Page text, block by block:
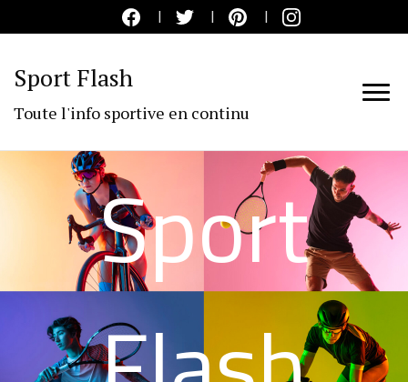
Sport Flash
Toute l'info sportive en continu
Sport